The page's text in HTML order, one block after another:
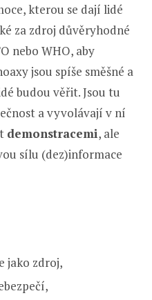
kterou se dají lidé
za zdroj důvěryhodné
nebo WHO, aby
jsou spíše směšné a
budou věřit. Jsou tu
a vyvolávají v ní
demonstracemi, ale
sílu (dez)informace
jako zdroj,